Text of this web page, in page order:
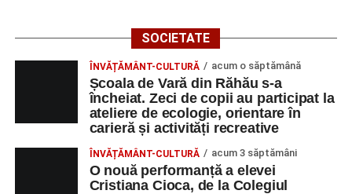
SOCIETATE
ÎNVĂȚĂMÂNT-CULTURĂ acum o săptămână
Școala de Vară din Răhău s-a
încheiat. Zeci de copii au participat la
ateliere de ecologie, orientare în
carieră și activități recreative
ÎNVĂȚĂMÂNT-CULTURĂ acum 3 săptămâni
O nouă performanță a elevei
Cristiana Cioca, de la Colegiul